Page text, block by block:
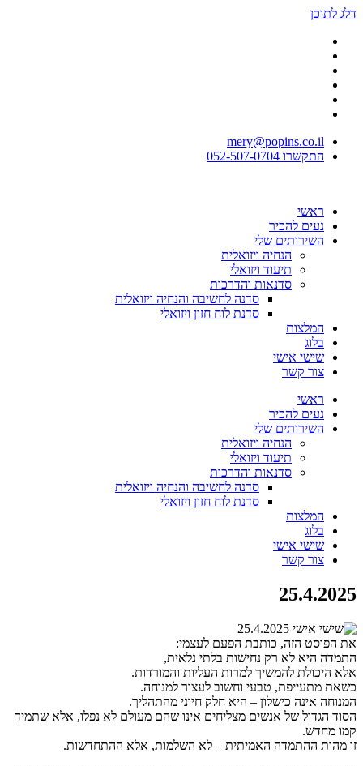
דלג לתוכן
mery@popins.co.il
התקשרו 052-507-0704
ראשי
נעים להכיר
השירותים שלי
הנחיה ויזואלית
תיעוד ויזואלי
סדנאות והדרכות
סדנה לחשיבה והנחיה ויזואלית
סדנת לוח חזון ויזואלי
המלצות
בלוג
שישי אישי
צור קשר
ראשי
נעים להכיר
השירותים שלי
הנחיה ויזואלית
תיעוד ויזואלי
סדנאות והדרכות
סדנה לחשיבה והנחיה ויזואלית
סדנת לוח חזון ויזואלי
המלצות
בלוג
שישי אישי
צור קשר
25.4.2025
את הפוסט הזה, כותבת הפעם לעצמי:
התמדה היא לא רק נחישות בלתי נלאית,
אלא היכולת להמשיך למרות העליות והמורדות.
כשאת מתעייפת, טבעי וחשוב לעצור למנוחה.
המנוחה אינה כישלון – היא חלק חיוני מהתהליך.
הסוד הגדול של אנשים מצליחים אינו שהם מעולם לא נפלו, אלא שתמיד
קמו מחדש.
זו מהות ההתמדה האמיתית – לא השלמות, אלא ההתחדשות.